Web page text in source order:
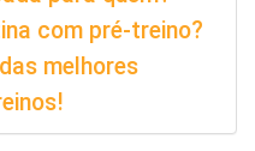
com pré-treino?
melhores